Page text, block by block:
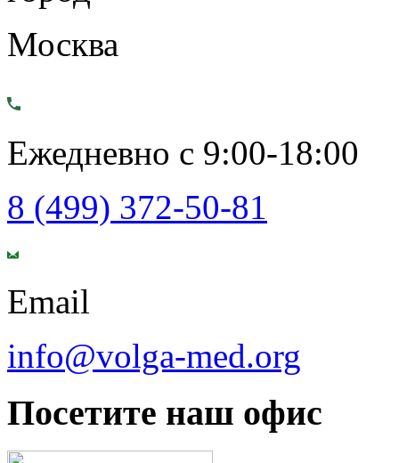
Москва
Ежедневно с 9:00-18:00
8 (499) 372-50-81
Email
info@volga-med.org
Посетите наш офис